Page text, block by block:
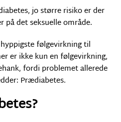
jo større risiko er der
det seksuelle område.
følgevirkning til
er ikke kun en følgevirkning,
fordi problemet allerede
Prædiabetes.